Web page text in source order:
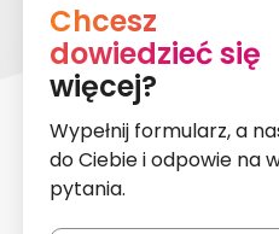
Chcesz
dowiedzieć się
więcej?
Wypełnij formularz, a
do Ciebie i odpowie na
pytania.